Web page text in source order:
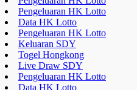
Pengeluaran HK Lotto
Data HK Lotto
Pengeluaran HK Lotto
Keluaran SDY
Togel Hongkong
Live Draw SDY
Pengeluaran HK Lotto
Data HK Lotto